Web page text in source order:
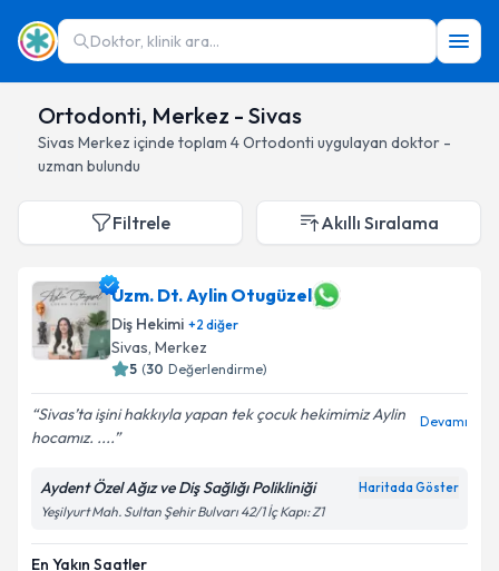
Doktor, klinik ara...
Ortodonti, Merkez - Sivas
Sivas Merkez içinde toplam 4Ortodonti uygulayan doktor -
uzman bulundu
Filtrele Akıllı Sıralama
Uzm. Dt. Aylin Otugüzel
Diş Hekimi +2 diğer
Sivas, Merkez
5 (30 Değerlendirme)
Sivas’ta işini hakkıyla yapan tek çocuk hekimimiz Aylin
hocamız. ....
Devamı
Aydent Özel Ağız ve Diş Sağlığı Polikliniği Haritada Göster
Yeşilyurt Mah. Sultan Şehir Bulvarı 42/1 İç Kapı: Z1
En Yakın Saatler